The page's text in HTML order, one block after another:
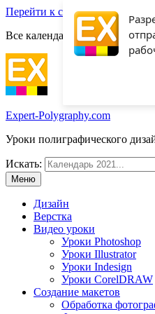
Перейти к содержимому
Все календари 2022:
Expert-Polygraphy.com
Уроки полиграфического
Искать:
Меню
Дизайн
Верстка
Видео уроки
Уроки Photoshop
Уроки Illustrator
Уроки Indesign
Уроки CorelDRAW
Создание макетов
Обработка